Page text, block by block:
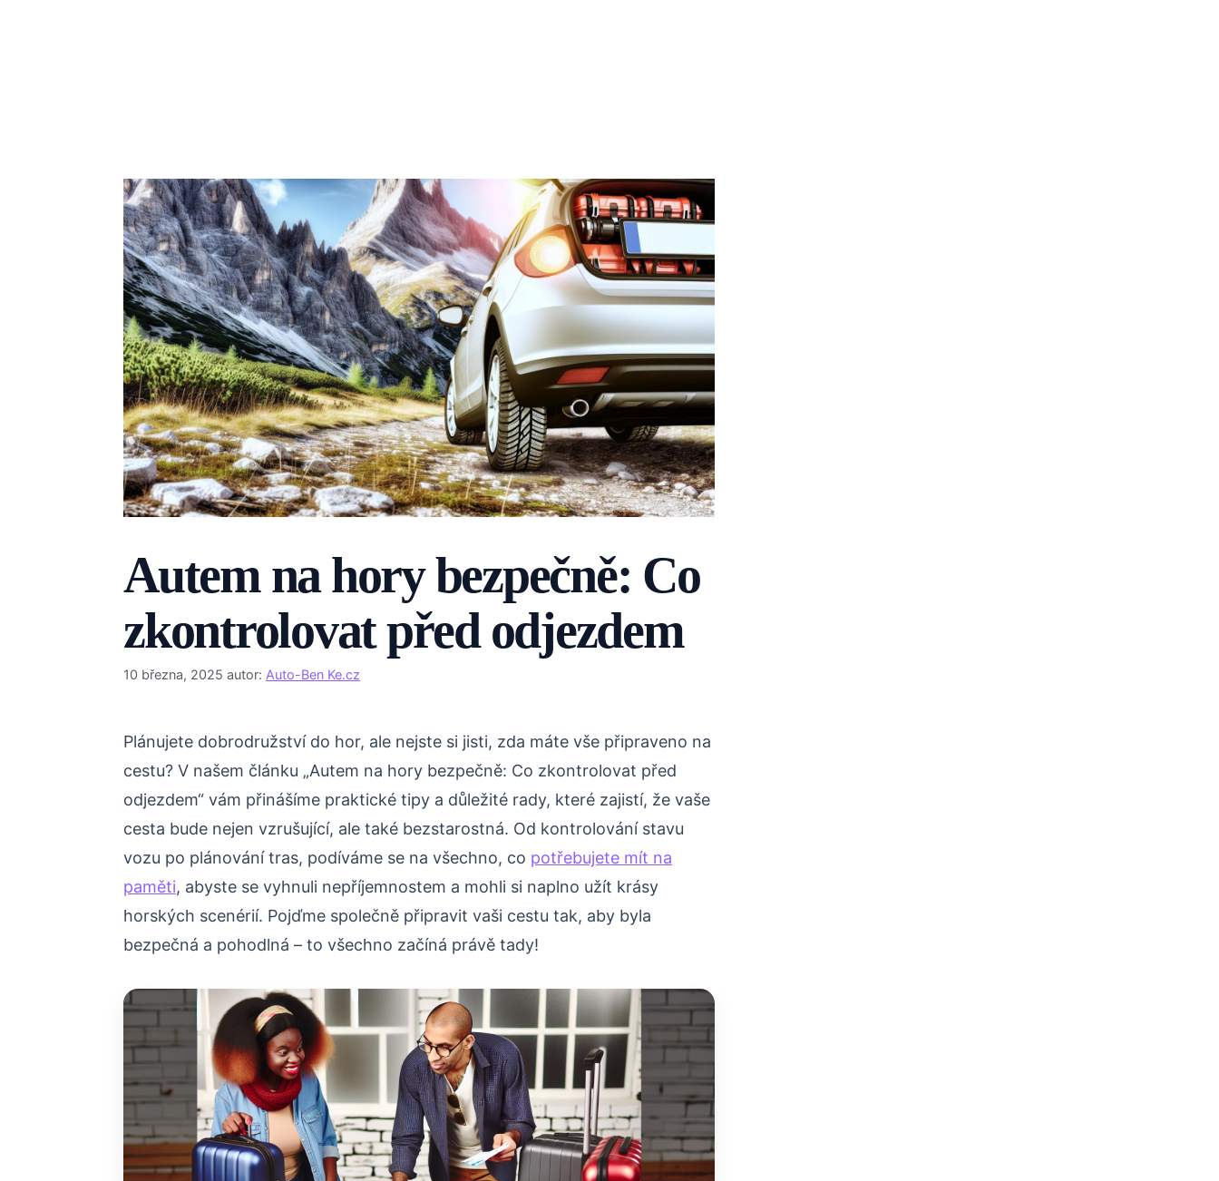
Autem na hory bezpečně: Co
zkontrolovat před odjezdem
10 března, 2025 autor: Auto-Ben Ke.cz
Plánujete dobrodružství do hor, ale nejste si jisti, zda máte vše připraveno na
cestu? V našem článku „Autem na hory bezpečně: Co zkontrolovat před
odjezdem“ vám přinášíme praktické tipy a důležité rady, které zajistí, že vaše
cesta bude nejen vzrušující, ale také bezstarostná. Od kontrolování stavu
vozu po plánování tras, podíváme se na všechno, co potřebujete mít na
paměti, abyste se vyhnuli nepříjemnostem a mohli si naplno užít krásy
horských scenérií. Pojďme společně připravit vaši cestu tak, aby byla
bezpečná a pohodlná – to všechno začíná právě tady!